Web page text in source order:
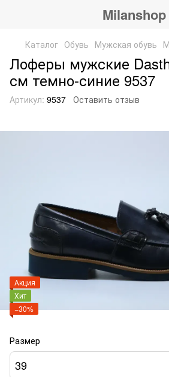
Milanshop
Каталог Обувь Мужская обувь
Лоферы мужские
см темно-синие 9537
Артикул: 9537 Оставить отзыв
Акция
Хит
−30%
Размер
39